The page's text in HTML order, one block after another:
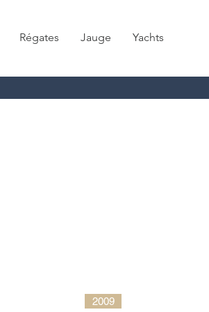
Régates Jauge Yachts
2009